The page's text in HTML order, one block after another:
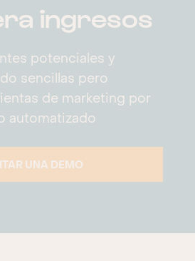
ingresos
potenciales y
sencillas pero
de marketing por
automatizado
UNA DEMO